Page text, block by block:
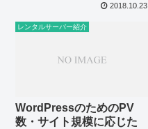
2018.10.23
レンタルサーバー紹介
WordPressのためのPV
数・サイト規模に応じた